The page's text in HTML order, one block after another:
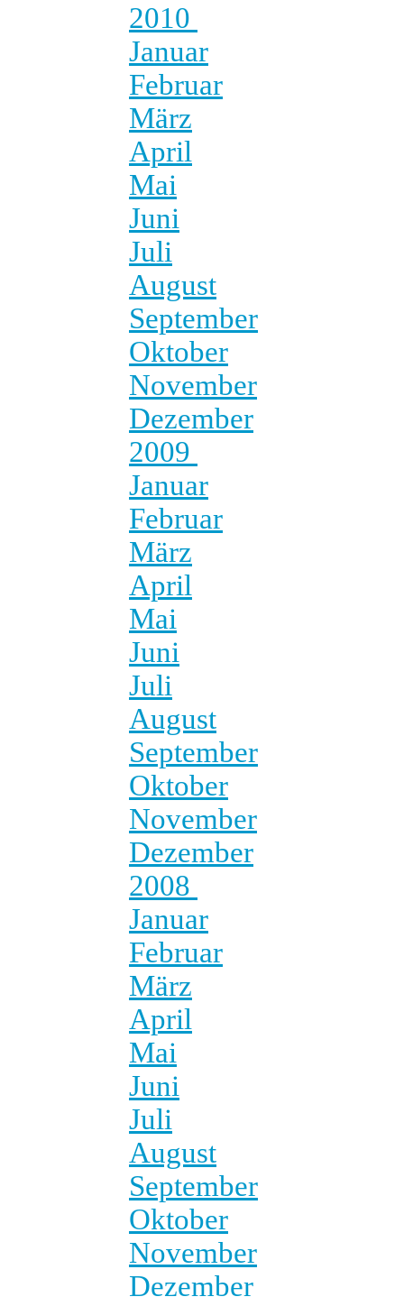
2010
Januar
Februar
März
April
Mai
Juni
Juli
August
September
Oktober
November
Dezember
2009
Januar
Februar
März
April
Mai
Juni
Juli
August
September
Oktober
November
Dezember
2008
Januar
Februar
März
April
Mai
Juni
Juli
August
September
Oktober
November
Dezember